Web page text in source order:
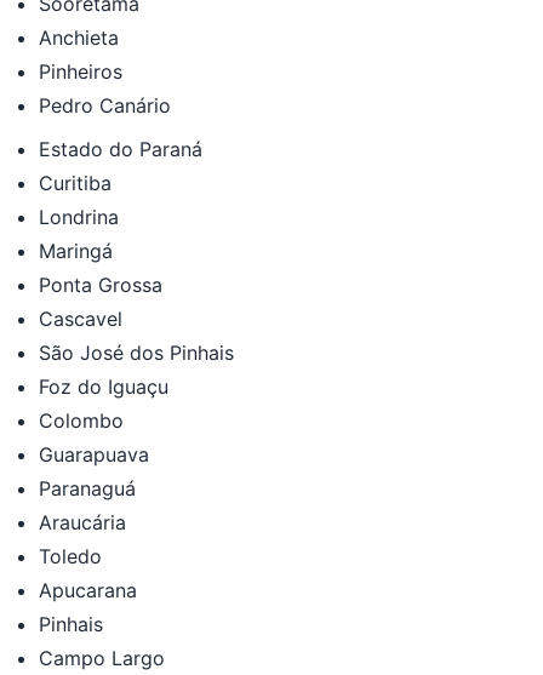
Anchieta
Pinheiros
Pedro Canário
Estado do Paraná
Curitiba
Londrina
Maringá
Ponta Grossa
Cascavel
São José dos Pinhais
Foz do Iguaçu
Colombo
Guarapuava
Paranaguá
Araucária
Toledo
Apucarana
Pinhais
Campo Largo